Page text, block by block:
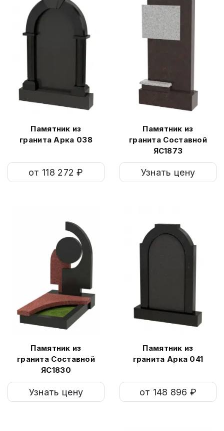
Памятник из
гранита Арка 038
от 118 272 ₽
Памятник из
гранита Составной
ЯС1873
Узнать цену
Памятник из
гранита Составной
ЯС1830
Узнать цену
Памятник из
гранита Арка 041
от 148 896 ₽